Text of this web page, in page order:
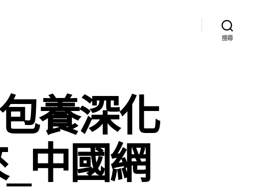
搜尋
養深化
中國網